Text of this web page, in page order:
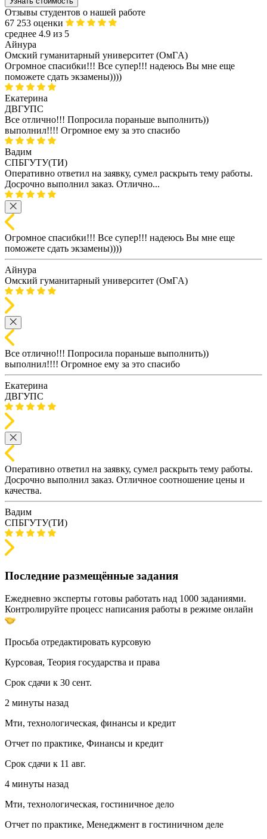
Отзывы студентов о нашей работе
67 253 оценки
среднее 4.9 из 5
Айнура
Омский гуманитарный университет (ОмГA)
Огромное спасибки!!! Все супер!!! надеюсь Вы мне еще
поможете сдать экзамены))))
Екатерина
ДВГУПС
Все отлично!!! Попросила пораньше выполнить))
выполнил!!!! Огромное ему за это спасибо
Вадим
СПБГУТУ(ТИ)
Оперативно ответил на заявку, сумел раскрыть тему работы.
Досрочно выполнил заказ. Отлично...
Огромное спасибки!!! Все супер!!! надеюсь Вы мне еще
поможете сдать экзамены))))
Айнура
Омский гуманитарный университет (ОмГA)
Все отлично!!! Попросила пораньше выполнить))
выполнил!!!! Огромное ему за это спасибо
Екатерина
ДВГУПС
Оперативно ответил на заявку, сумел раскрыть тему работы.
Досрочно выполнил заказ. Отличное соотношение цены и
качества.
Вадим
СПБГУТУ(ТИ)
Последние размещённые задания
Ежедневно эксперты готовы работать над 1000 заданиями.
Контролируйте процесс написания работы в режиме онлайн
Просьба отредактировать курсовую
Курсовая, Теория государства и права
Срок сдачи к 30 сент.
2 минуты назад
Мти, технологическая, финансы и кредит
Отчет по практике, Финансы и кредит
Срок сдачи к 11 авг.
4 минуты назад
Мти, технологическая, гостиничное дело
Отчет по практике, Менеджмент в гостиничном деле